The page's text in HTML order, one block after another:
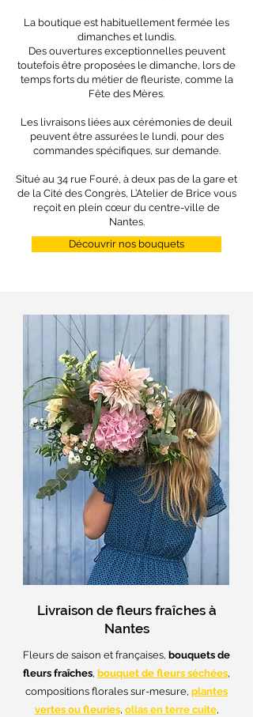
La boutique est habituellement fermée les
dimanches et lundis.
Des ouvertures exceptionnelles peuvent
toutefois être proposées le dimanche, lors de
temps forts du métier de fleuriste, comme la
Fête des Mères.
Les livraisons liées aux cérémonies de deuil
peuvent être assurées le lundi, pour des
commandes spécifiques, sur demande.
Situé au 34 rue Fouré, à deux pas de la gare et
de la Cité des Congrès, L’Atelier de Brice vous
reçoit en plein cœur du centre-ville de
Nantes.
Découvrir nos bouquets
Livraison de fleurs fraîches à
Nantes
Fleurs de saison et françaises, bouquets de
fleurs fraîches, bouquet de fleurs séchées,
compositions florales sur-mesure, plantes
vertes ou fleuries, ollas en terre cuite,